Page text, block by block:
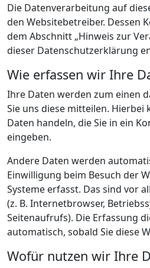
Die Datenverarbeitung auf
den Websitebetreiber. Dessen
dem Abschnitt „Hinweis zur
dieser Datenschutzerklärung
Wie erfassen wir Ihre
Ihre Daten werden zum einen
Sie uns diese mitteilen. Hierbei
Daten handeln, die Sie in ein
eingeben.
Andere Daten werden
Einwilligung beim Besuch der
Systeme erfasst. Das sind vor
(z. B. Internetbrowser,
Seitenaufrufs). Die Erfassung
automatisch, sobald Sie diese
Wofür nutzen wir Ihre